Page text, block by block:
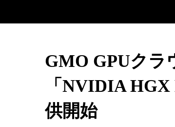
GMO GPUクラ
「NVIDIA
供開始